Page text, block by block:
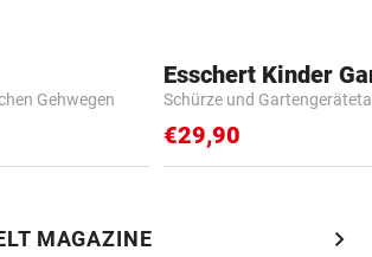
Gehwegen Schürze und
€29,90
MAGAZINE chevron_right